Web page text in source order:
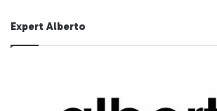
Expert Alberto